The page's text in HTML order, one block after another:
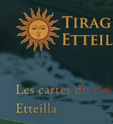
content
Tirages
Etteilla
Signes
Les cartes du
Etteilla